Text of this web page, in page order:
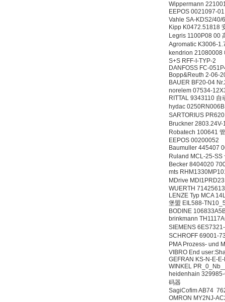
Wippermann
EEPOS 0021097-
Vahle SA-KDS2/40/
Kipp K0472.51818
Legris 1100P08 00
Agromatic K3006-
kendrion 21080008
S+S RFF-I-TYP-2
DANFOSS FC-
Bopp&Reuth 2-06-
BAUER BF20-04
norelem 07534-
RITTAL 9343110 自
hydac
SARTORIUS
Bruckner
Robatech 100641
EEPOS 00200052
Baumuller 445407
Ruland MCL-25-SS
Becker 8404020
mts
MDrive
WUERTH
LENZE Typ MCA
堡盟 EIL588-
BODINE
brinkmann
SIEMENS
SCHROFF 69001-
PMA Prozess- und
VIBRO End
GEFRAN KS-N-E-
WINKEL
heidenhain
码器
SagiCofim AB74
OMRON MY2NJ-